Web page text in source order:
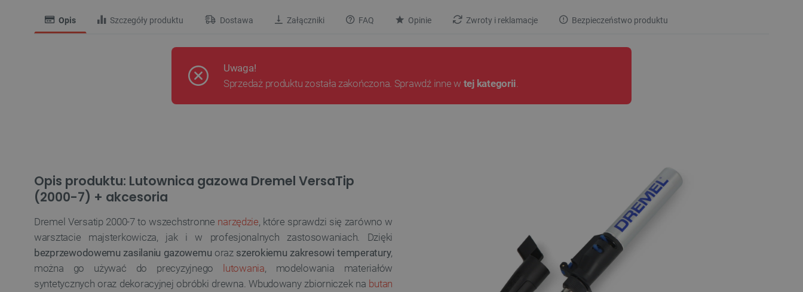
Opis Szczegóły produktu Dostawa Załączniki FAQ Opinie Zwroty i reklamacje Bezpieczeństwo produktu
Uwaga!
Sprzedaż produktu została zakończona. Sprawdź inne w tej kategorii.
Opis produktu: Lutownica gazowa Dremel VersaTip
(2000-7) + akcesoria
Dremel Versatip 2000-7 to wszechstronne narzędzie, które sprawdzi się zarówno w
warsztacie majsterkowicza, jak i w profesjonalnych zastosowaniach. Dzięki
bezprzewodowemu zasilaniu gazowemu oraz szerokiemu zakresowi temperatury,
można go używać do precyzyjnego lutowania, modelowania materiałów
syntetycznych oraz dekoracyjnej obróbki drewna. Wbudowany zbiorniczek na butan